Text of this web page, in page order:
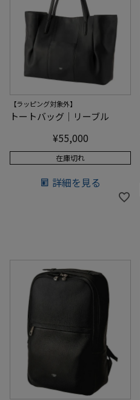
【ラッピング対象外】
トートバッグ｜リーブル
¥55,000
在庫切れ
詳細を見る